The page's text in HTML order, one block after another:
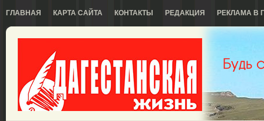
ГЛАВНАЯ КАРТА САЙТА КОНТАКТЫ РЕДАКЦИЯ РЕКЛАМА В